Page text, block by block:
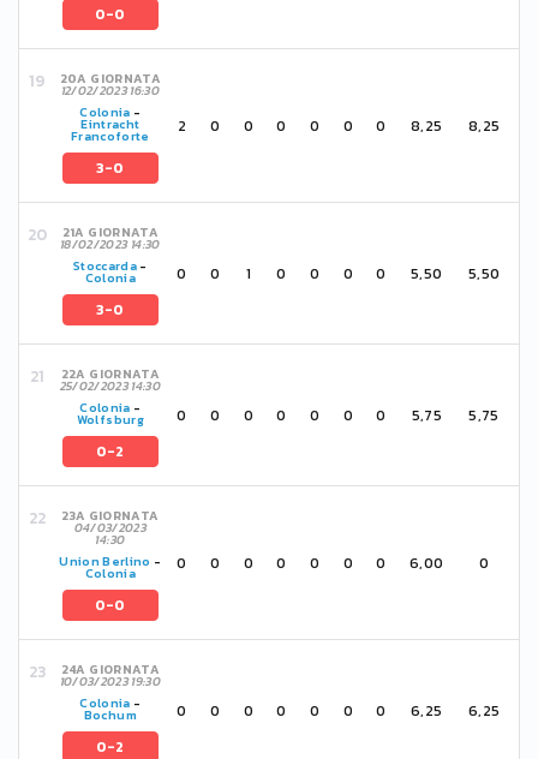
0-0
20A GIORNATA
12/02/2023 16:30
Colonia -
Eintracht
Francoforte
3-0
2 0 0 0 0 0 0 8,25 8,25
21A GIORNATA
18/02/2023 14:30
Stoccarda -
Colonia
3-0
0 0 1 0 0 0 0 5,50 5,50
22A GIORNATA
25/02/2023 14:30
Colonia -
Wolfsburg
0-2
0 0 0 0 0 0 0 5,75 5,75
23A GIORNATA
04/03/2023
14:30
Union Berlino -
Colonia
0-0
0 0 0 0 0 0 0 6,00 0
24A GIORNATA
10/03/2023 19:30
Colonia -
Bochum
0-2
0 0 0 0 0 0 0 6,25 6,25